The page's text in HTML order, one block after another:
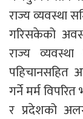
राज्य व्यवस्था
गरिसकेको
राज्य
पहिचानसहित
गर्ने मर्म
र प्रदेशको